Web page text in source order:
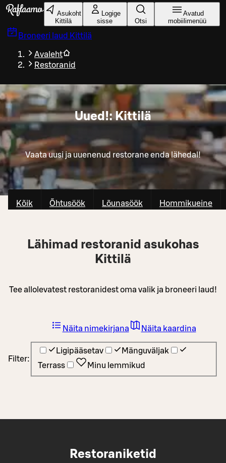
Liigu peamise sisu juurde
Asukoht
Kittilä
Logige
sisse
Otsi
Avatud
mobiilimenüü
Broneeri laud Kittilä
Avaleht
Restoranid
Uued!: Kittilä
Vaata uusi ja uuenenud restorane enda lähedal!
Kõik Õhtusöök Lõunasöök Hommikueine
Lähimad restoranid asukohas
Kittilä
Tee allolevatest restoranidest oma valik ja broneeri laud!
Filter:
Ligipääsetav
Mänguväljak
Terrass
Minu lemmikud
Näita nimekirjana Näita kaardina
Restoraniketid